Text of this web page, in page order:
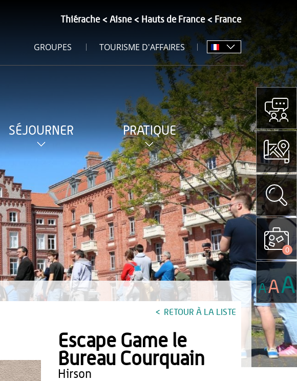
Thiérache Aisne Hauts de France France
GROUPES TOURISME D'AFFAIRES
SÉJOURNER PRATIQUE
RETOUR À LA LISTE
Escape Game le
Bureau Courquain
hirson
0
AAA